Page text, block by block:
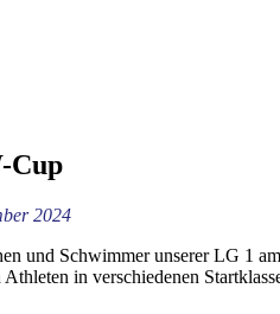
Cup
2024
und Schwimmer unserer LG 1
in verschiedenen